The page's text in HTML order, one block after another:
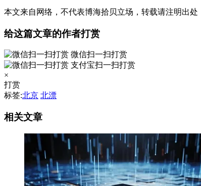
本文来自网络，不代表博海拾贝立场，转载请注明出处
给这篇文章的作者打赏
微信扫一扫打赏
支付宝扫一扫打赏
×
打赏
标签:北京 北漂
相关文章